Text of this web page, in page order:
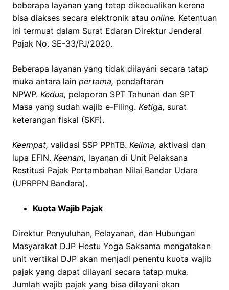
beberapa layanan yang tetap dikecualikan kerena
bisa diakses secara elektronik atau online. Ketentuan
ini termuat dalam Surat Edaran Direktur Jenderal
Pajak No. SE-33/PJ/2020.
Beberapa layanan yang tidak dilayani secara tatap
muka antara lain pertama, pendaftaran
NPWP. Kedua, pelaporan SPT Tahunan dan SPT
Masa yang sudah wajib e-Filing. Ketiga, surat
keterangan fiskal (SKF).
Keempat, validasi SSP PPhTB. Kelima, aktivasi dan
lupa EFIN. Keenam, layanan di Unit Pelaksana
Restitusi Pajak Pertambahan Nilai Bandar Udara
(UPRPPN Bandara).
Kuota Wajib Pajak
Direktur Penyuluhan, Pelayanan, dan Hubungan
Masyarakat DJP Hestu Yoga Saksama mengatakan
unit vertikal DJP akan menjadi penentu kuota wajib
pajak yang dapat dilayani secara tatap muka.
Jumlah wajib pajak yang bisa dilayani akan